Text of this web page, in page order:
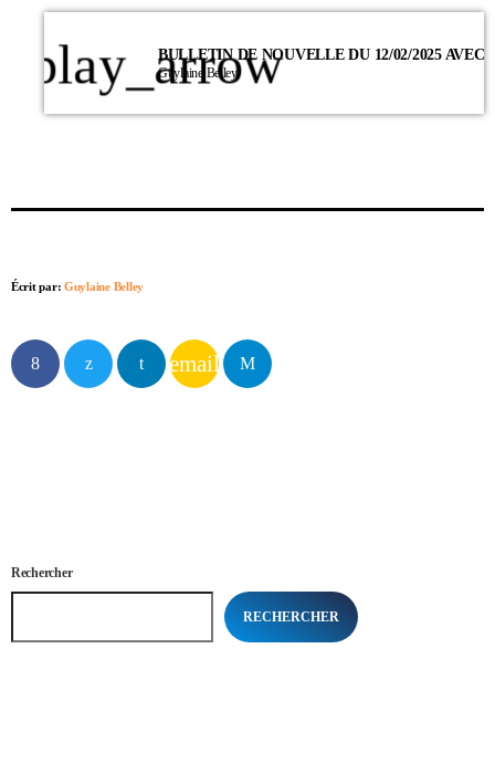
play_arrow
Guylaine Belley
Écrit par:Guylaine Belley
email
Rechercher
RECHERCHER